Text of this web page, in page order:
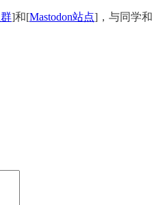
]和[Mastodon站点]，与同学和